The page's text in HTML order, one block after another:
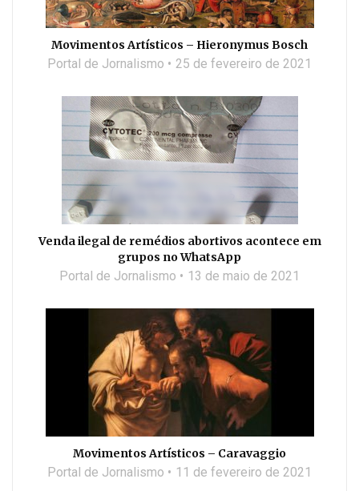
Movimentos Artísticos – Hieronymus Bosch
Portal de Jornalismo 25 de fevereiro de 2021
Venda ilegal de remédios abortivos acontece em
grupos no WhatsApp
Portal de Jornalismo 13 de maio de 2021
Movimentos Artísticos – Caravaggio
Portal de Jornalismo 11 de fevereiro de 2021